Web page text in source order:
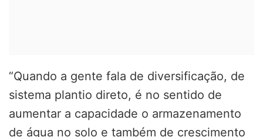
“Quando a gente fala de diversificação, de
sistema plantio direto, é no sentido de
aumentar a capacidade o armazenamento
de água no solo e também de crescimento